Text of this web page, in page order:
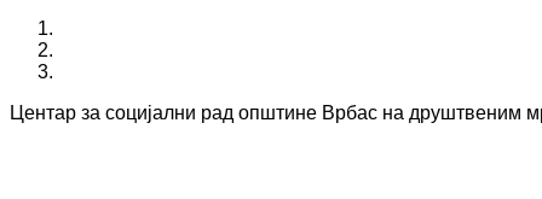
Центар за социјални рад општине Врбас на друштвеним